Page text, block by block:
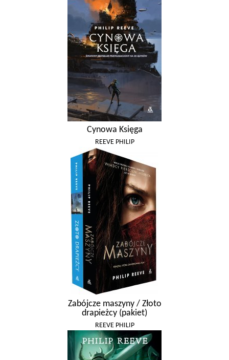
Cynowa Księga
REEVE PHILIP
Zabójcze maszyny / Złoto
drapieżcy (pakiet)
REEVE PHILIP